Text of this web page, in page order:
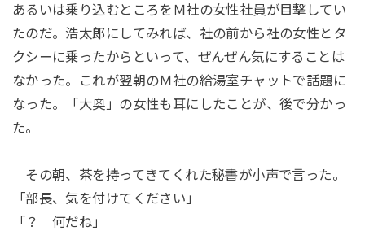
あるいは乗り込むところをＭ社の女性社員が目撃してい
たのだ。浩太郎にしてみれば、社の前から社の女性とタ
クシーに乗ったからといって、ぜんぜん気にすることは
なかった。これが翌朝のＭ社の給湯室チャットで話題に
なった。「大奥」の女性も耳にしたことが、後で分かっ
た。
その朝、茶を持ってきてくれた秘書が小声で言った。
「部長、気を付けてください」
「？ 何だね」